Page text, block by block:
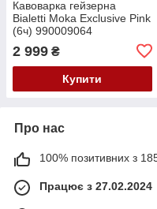
Кавоварка гейзерна
Bialetti Moka Exclusive Pink
(6ч) 990009064
2 999 ₴
Купити
Про нас
100% позитивних з 185
Працює з 27.02.2024